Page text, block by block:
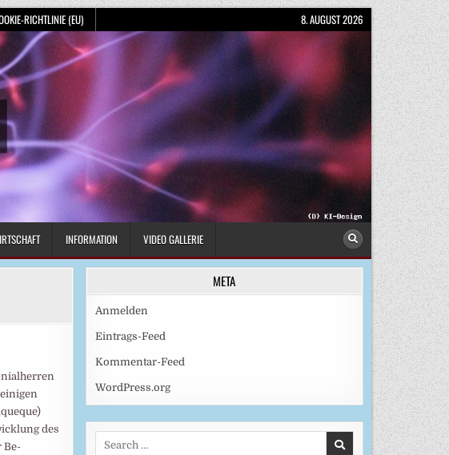
RICHTLINIE (EU) 8. AUGUST 2026
INFORMATION VIDEO GALLERIE
des
Be­
META
Anmelden
Eintrags-Feed
Kommentar-Feed
WordPress.org